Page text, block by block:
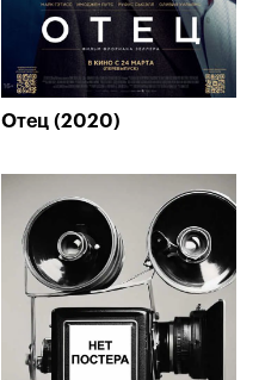
Отец (2020)